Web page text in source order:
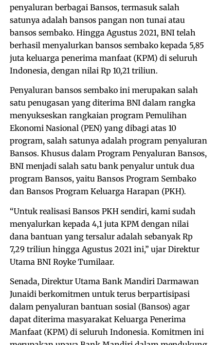
penyaluran berbagai Bansos, termasuk salah
satunya adalah bansos pangan non tunai atau
bansos sembako. Hingga Agustus 2021, BNI telah
berhasil menyalurkan bansos sembako kepada 5,85
juta keluarga penerima manfaat (KPM) di seluruh
Indonesia, dengan nilai Rp 10,21 triliun.
Penyaluran bansos sembako ini merupakan salah
satu penugasan yang diterima BNI dalam rangka
menyukseskan rangkaian program Pemulihan
Ekonomi Nasional (PEN) yang dibagi atas 10
program, salah satunya adalah program penyaluran
Bansos. Khusus dalam Program Penyaluran Bansos,
BNI menjadi salah satu bank penyalur untuk dua
program Bansos, yaitu Bansos Program Sembako
dan Bansos Program Keluarga Harapan (PKH).
“Untuk realisasi Bansos PKH sendiri, kami sudah
menyalurkan kepada 4,1 juta KPM dengan nilai
dana bantuan yang tersalur adalah sebanyak Rp
7,29 triliun hingga Agustus 2021 ini,” ujar Direktur
Utama BNI Royke Tumilaar.
Senada, Direktur Utama Bank Mandiri Darmawan
Junaidi berkomitmen untuk terus berpartisipasi
dalam penyaluran bantuan sosial (Bansos) agar
dapat diterima masyarakat Keluarga Penerima
Manfaat (KPM) di seluruh Indonesia. Komitmen ini